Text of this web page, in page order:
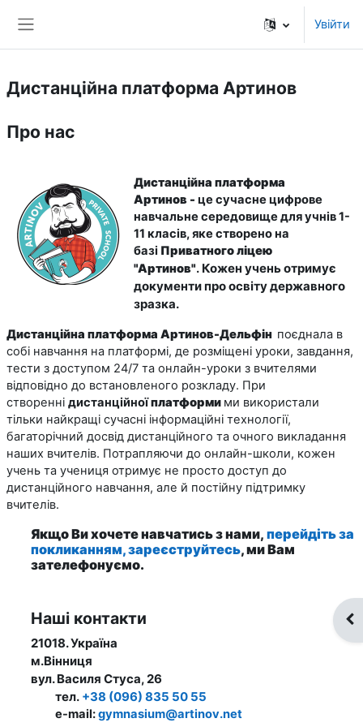
Увійти
Дистанційна платформа Артинов
Про нас
Дистанційна платформа
Артинов -це сучасне цифрове
навчальне середовище для учнів 1-
11 класів, яке створено на
базі Приватного ліцею
"Артинов". Кожен учень отримує
документи про освіту державного
зразка.
Дистанційна платформа Артинов-Дельфін поєднала в
собі навчання на платформі, де розміщені уроки, завдання,
тести з доступом 24/7 та онлайн-уроки з вчителями
відповідно до встановленого розкладу. При
створенні дистанційноїплатформи ми використали
тільки найкращі сучасні інформаційні технології,
багаторічний досвід дистанційного та очного викладання
наших вчителів. Потрапляючи до онлайн-школи, кожен
учень та учениця отримує не просто доступ до
дистанційного навчання, але й постійну підтримку
вчителів.
Якщо Ви хочете навчатись з нами, перейдіть за
покликанням, зареєструйтесь,ми Вам
зателефонуємо.
Наші контакти
21018. Україна
м.Вінниця
вул. Василя Стуса, 26
тел. +38 (096) 835 50 55
e-mail:gymnasium@artinov.net